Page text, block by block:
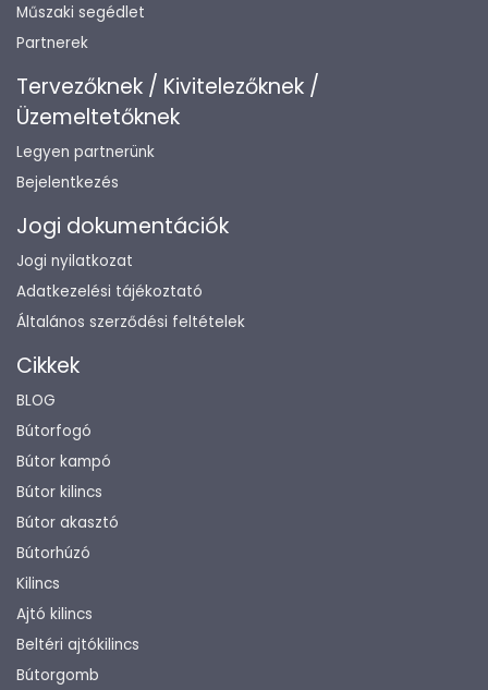
Műszaki segédlet
Partnerek
Tervezőknek / Kivitelezőknek /
Üzemeltetőknek
Legyen partnerünk
Bejelentkezés
Jogi dokumentációk
Jogi nyilatkozat
Adatkezelési tájékoztató
Általános szerződési feltételek
Cikkek
BLOG
Bútorfogó
Bútor kampó
Bútor kilincs
Bútor akasztó
Bútorhúzó
Kilincs
Ajtó kilincs
Beltéri ajtókilincs
Bútorgomb